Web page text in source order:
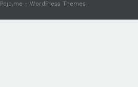
Pojo.me - WordPress Themes